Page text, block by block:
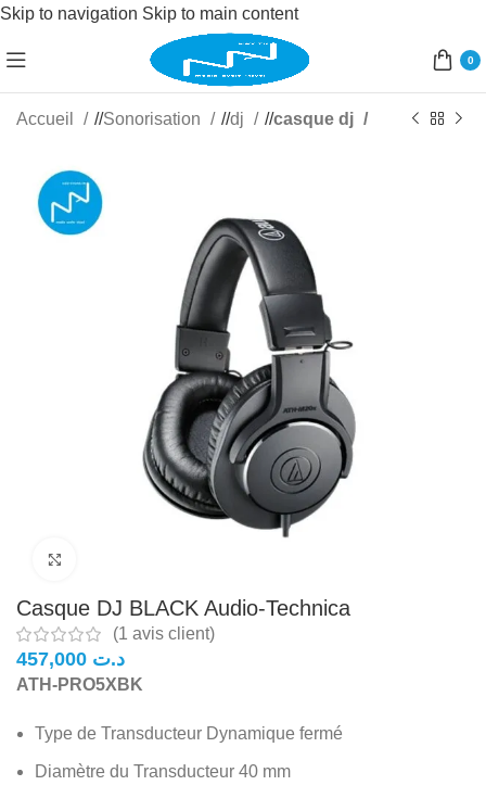
Skip to navigation Skip to main content
0
Accueil / Sonorisation / dj / casque dj
Casque DJ BLACK Audio-Technica
(1 avis client)
د.ت
ATH-PRO5XBK
Type de Transducteur Dynamique fermé
Diamètre du Transducteur 40 mm